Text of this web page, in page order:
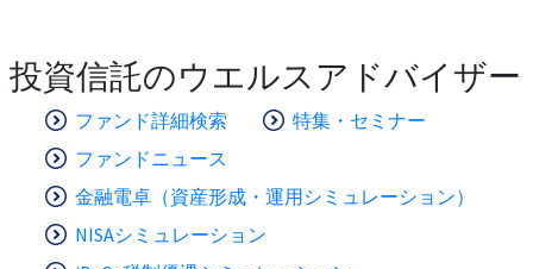
投資信託のウエルスアドバイザー
ファンド詳細検索
特集・セミナー
ファンドニュース
金融電卓（資産形成・運用シミュレーション）
NISAシミュレーション